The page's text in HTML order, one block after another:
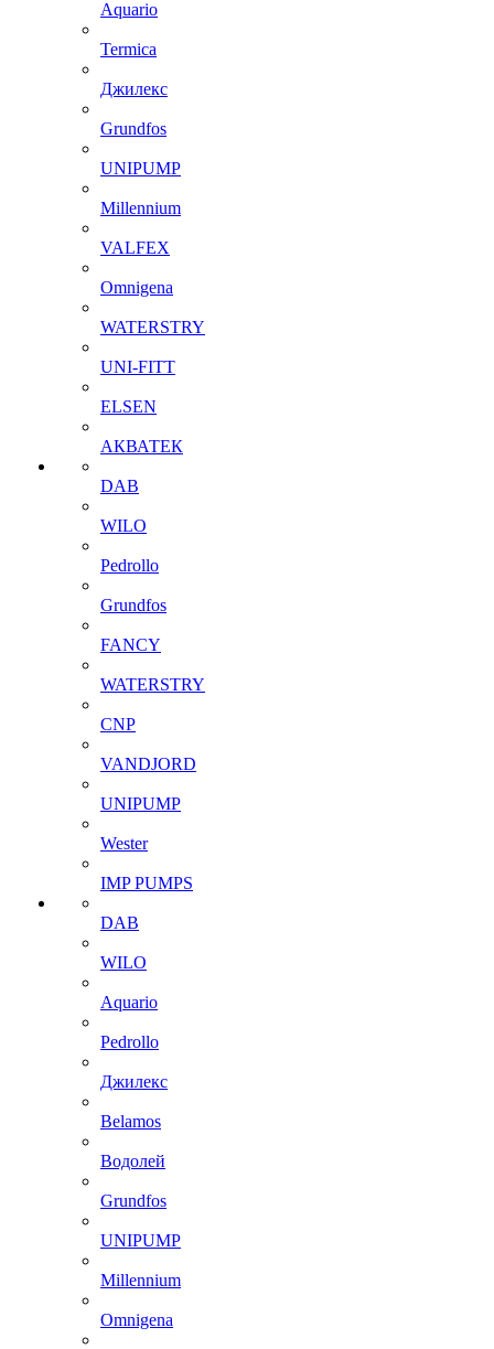
Aquario
Termica
Джилекс
Grundfos
UNIPUMP
Millennium
VALFEX
Omnigena
WATERSTRY
UNI-FITT
ELSEN
АКВАТЕК
DAB
WILO
Pedrollo
Grundfos
FANCY
WATERSTRY
CNP
VANDJORD
UNIPUMP
Wester
IMP PUMPS
DAB
WILO
Aquario
Pedrollo
Джилекс
Belamos
Водолей
Grundfos
UNIPUMP
Millennium
Omnigena